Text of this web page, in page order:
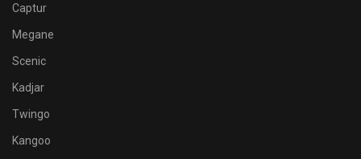
Captur
Megane
Scenic
Kadjar
Twingo
Kangoo